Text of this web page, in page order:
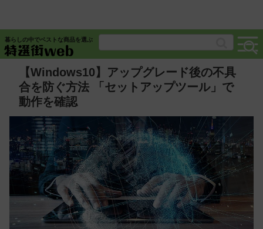
暮らしの中でベストな商品を選ぶ
【Windows10】アップグレード後の不具
合を防ぐ方法 「セットアップツール」で
動作を確認